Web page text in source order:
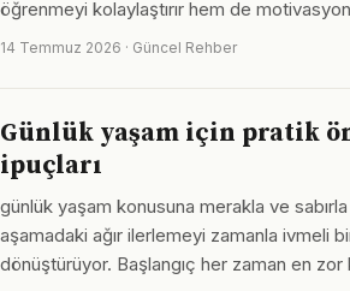
öğrenmeyi kolaylaştırır hem de
14 Temmuz 2026 · Güncel Rehber
Günlük yaşam için pratik
ipuçları
günlük yaşam konusuna merakla ve
aşamadaki ağır ilerlemeyi zamanla ivmeli
dönüştürüyor. Başlangıç her zaman en zor